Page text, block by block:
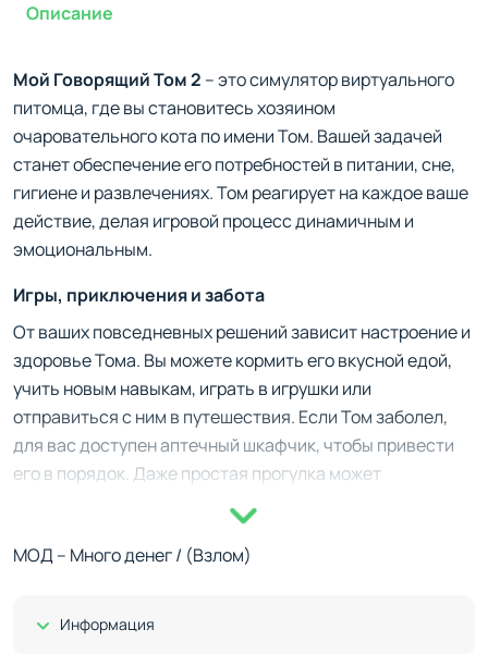
Описание
Мой Говорящий Том 2 – это симулятор виртуального
питомца, где вы становитесь хозяином
очаровательного кота по имени Том. Вашей задачей
станет обеспечение его потребностей в питании, сне,
гигиене и развлечениях. Том реагирует на каждое ваше
действие, делая игровой процесс динамичным и
эмоциональным.
Игры, приключения и забота
От ваших повседневных решений зависит настроение и
здоровье Тома. Вы можете кормить его вкусной едой,
учить новым навыкам, играть в игрушки или
отправиться с ним в путешествия. Если Том заболел,
для вас доступен аптечный шкафчик, чтобы привести
его в порядок. Даже простая прогулка может
игры, которые включают головоломки и экшен.
МОД – Много денег / (Взлом)
Показать/Скрыть
Информация